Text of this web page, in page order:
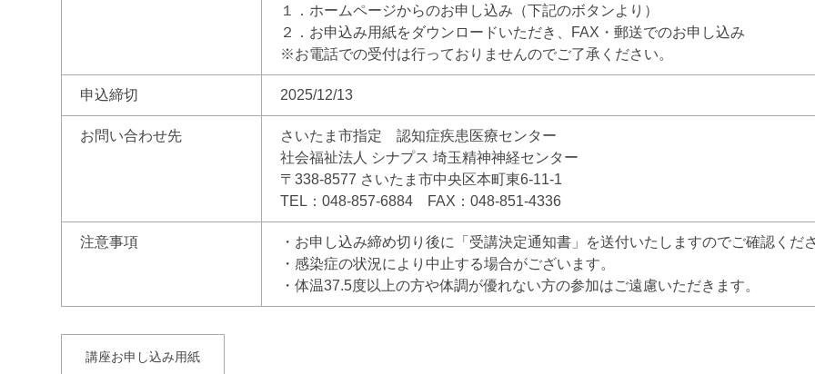
１．ホームページからのお申し込み（下記のボタンより）
２．お申込み用紙をダウンロードいただき、FAX・郵送でのお申し込み
※お電話での受付は行っておりませんのでご了承ください。
申込締切 2025/12/13
お問い合わせ先
さいたま市指定 認知症疾患医療センター
社会福祉法人 シナプス 埼玉精神神経センター
〒338-8577 さいたま市中央区本町東6-11-1
TEL：048-857-6884 FAX：048-851-4336
注意事項
・お申し込み締め切り後に「受講決定通知書」を送付いたしますのでご確認くだ
・感染症の状況により中止する場合がございます。
・体温37.5度以上の方や体調が優れない方の参加はご遠慮いただきます。
講座お申し込み用紙